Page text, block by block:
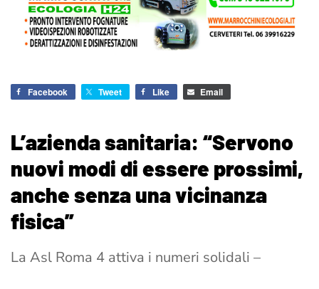
Facebook Tweet Like Email
L’azienda sanitaria: “Servono
nuovi modi di essere prossimi,
anche senza una vicinanza
fisica”
La Asl Roma 4 attiva i numeri solidali –